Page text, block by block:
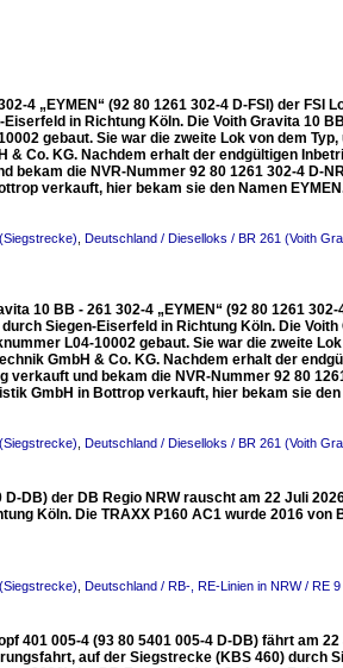
4 „EYMEN“ (92 80 1261 302-4 D-FSI) der
in Richtung Köln. Die Voith Gravita 10
gebaut. Sie war die zweite Lok von dem
& Co. KG. Nachdem erhalt der endgültigen
bekam die NVR-Nummer 92 80 1261 302-4 D-
verkauft, hier bekam sie den Namen
Deutschland / Dieselloks / BR 261 (Voith
10 BB - 261 302-4 „EYMEN“ (92 80 1261
Siegen-Eiserfeld in Richtung Köln. Die
L04-10002 gebaut. Sie war die zweite
GmbH & Co. KG. Nachdem erhalt der
verkauft und bekam die NVR-Nummer 92 80
GmbH in Bottrop verkauft, hier bekam sie den
Deutschland / Dieselloks / BR 261 (Voith
D-DB) der DB Regio NRW rauscht am 22 Juli
Köln. Die TRAXX P160 AC1 wurde 2016
Deutschland / RB-, RE-Linien in NRW / RE
401 005-4 (93 80 5401 005-4 D-DB) fährt am
auf der Siegstrecke (KBS 460) durch